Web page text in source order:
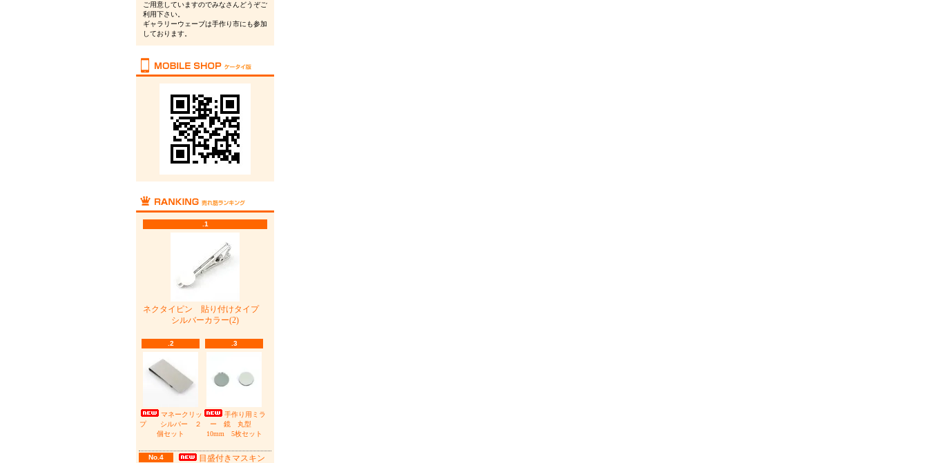
ご用意していますのでみなさんどうぞご
利用下さい。
ギャラリーウェーブは手作り市にも参加
しております。
.1
ネクタイピン 貼り付けタイプ
シルバーカラー(2)
.2
マネークリッ
プ シルバー ２
個セット
.3
手作り用ミラ
ー 鏡 丸型
10mm 5枚セット
No.4 目盛付きマスキン